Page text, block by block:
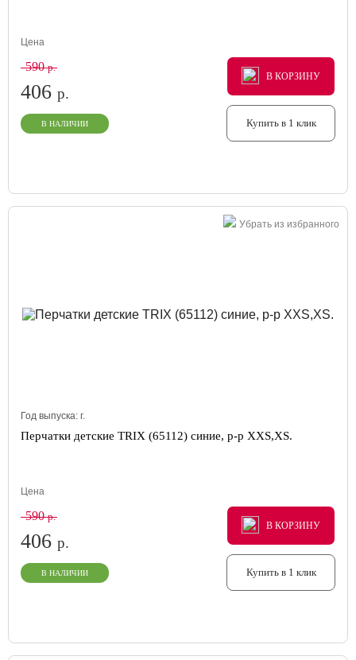
Цена
590р.
406 р.
В НАЛИЧИИ
В КОРЗИНУ
В КОРЗИНУ
В КОРЗИНУ
Купить в 1 клик
Убрать из избранного
Год выпуска: г.
Перчатки детские TRIX (65112) синие, р-р XXS,XS.
Цена
590р.
406 р.
В НАЛИЧИИ
В КОРЗИНУ
В КОРЗИНУ
В КОРЗИНУ
Купить в 1 клик